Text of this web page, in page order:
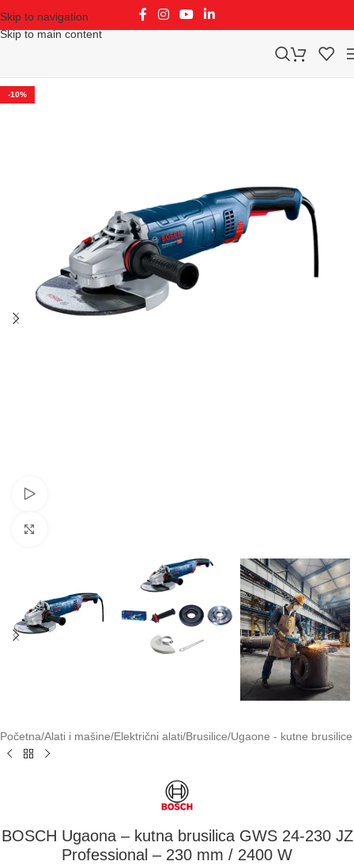
Skip to navigation
Skip to main content
-10%
Početna/Alati i mašine/Električni alati/Brusilice/Ugaone - kutne brusilice
BOSCH Ugaona – kutna brusilica GWS 24-230 JZ
Professional – 230 mm / 2400 W